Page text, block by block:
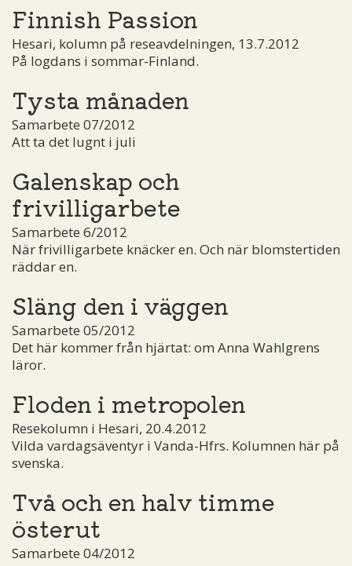
Finnish Passion
Hesari, kolumn på reseavdelningen, 13.7.2012
På logdans i sommar-Finland.
Tysta månaden
Samarbete 07/2012
Att ta det lugnt i juli
Galenskap och
frivilligarbete
Samarbete 6/2012
När frivilligarbete knäcker en. Och när blomstertiden
räddar en.
Släng den i väggen
Samarbete 05/2012
Det här kommer från hjärtat: om Anna Wahlgrens
läror.
Floden i metropolen
Resekolumn i Hesari, 20.4.2012
Vilda vardagsäventyr i Vanda-Hfrs. Kolumnen här på
svenska.
Två och en halv timme
österut
Samarbete 04/2012